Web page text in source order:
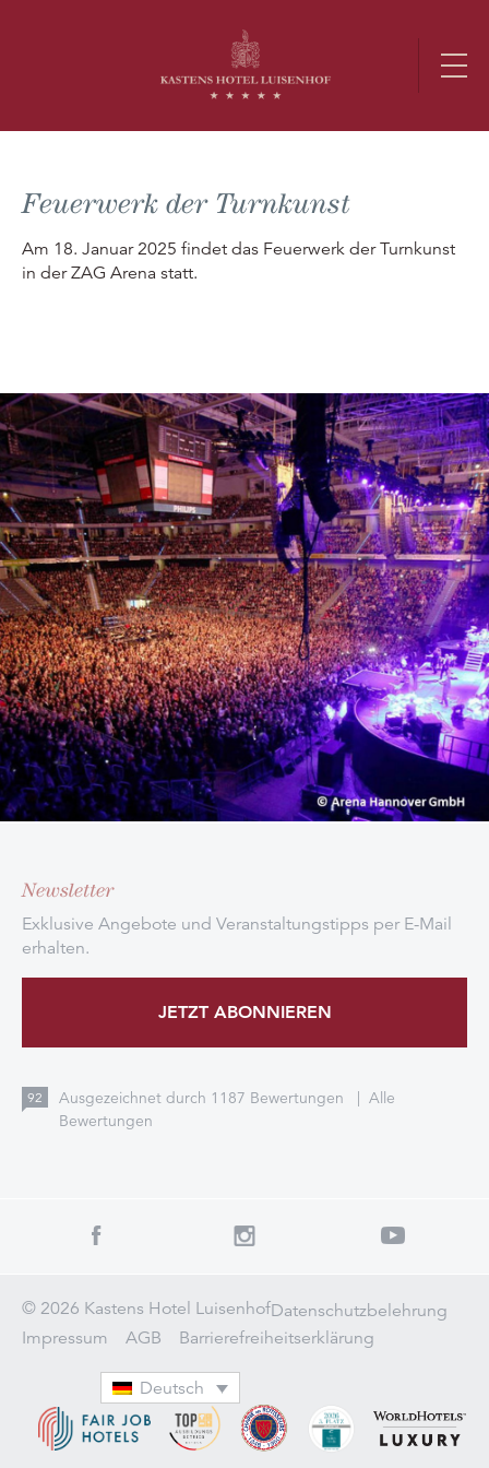
Feuerwerk der Turnkunst
Am 18. Januar 2025 findet das Feuerwerk der Turnkunst
in der ZAG Arena statt.
Newsletter
Exklusive Angebote und Veranstaltungstipps per E-Mail
erhalten.
JETZT ABONNIEREN
92 Ausgezeichnet durch 1187 Bewertungen | Alle
Bewertungen
© 2026 Kastens Hotel LuisenhofDatenschutzbelehrung
Impressum
AGB Barrierefreiheitserklärung
Deutsch